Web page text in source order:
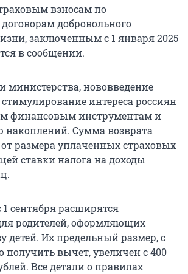
взносам по
добровольного
заключенным с 1 января 2025
в сообщении.
нововведение
интереса россиян
финансовым инструментам и
Сумма возврата
от размера уплаченных страховых
ставки налога на доходы
1 сентября расширятся
родителей, оформляющих
детей. Их предельный размер, с
вычет, увеличен с 400
Все детали о правилах